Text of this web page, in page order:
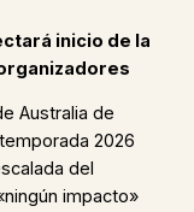
inicio de la
Australia de
2026
del
impacto»